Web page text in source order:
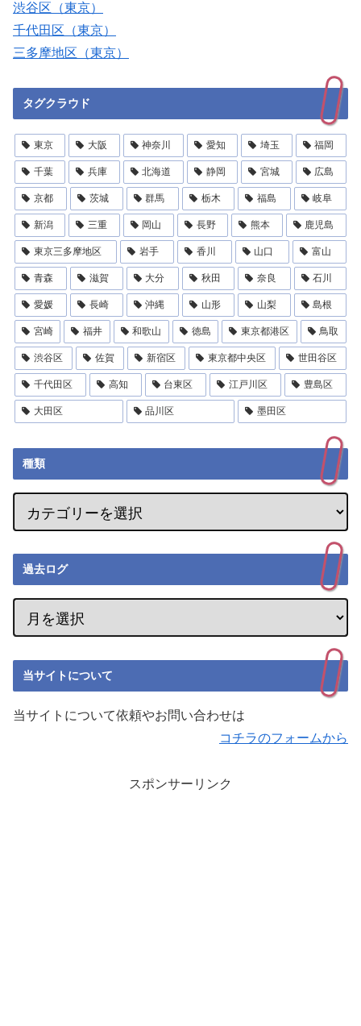
渋谷区（東京）
千代田区（東京）
三多摩地区（東京）
タグクラウド
東京 大阪 神奈川 愛知 埼玉 福岡
千葉 兵庫 北海道 静岡 宮城 広島
京都 茨城 群馬 栃木 福島 岐阜
新潟 三重 岡山 長野 熊本 鹿児島
東京三多摩地区 岩手 香川 山口 富山
青森 滋賀 大分 秋田 奈良 石川
愛媛 長崎 沖縄 山形 山梨 島根
宮崎 福井 和歌山 徳島 東京都港区 鳥取
渋谷区 佐賀 新宿区 東京都中央区 世田谷区
千代田区 高知 台東区 江戸川区 豊島区
大田区 品川区 墨田区
種類
過去ログ
当サイトについて
当サイトについて依頼やお問い合わせは
コチラのフォームから
スポンサーリンク